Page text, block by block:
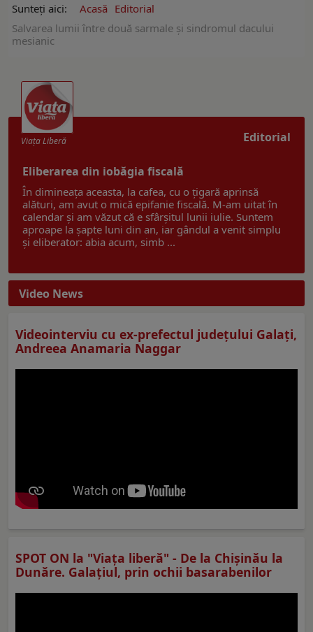
Sunteți aici: Acasă Editorial
Salvarea lumii între două sarmale și sindromul dacului
mesianic
Editorial
Viaţa Liberă
Eliberarea din iobăgia fiscală
În dimineața aceasta, la cafea, cu o țigară aprinsă
alături, am avut o mică epifanie fiscală. M-am uitat în
calendar și am văzut că e sfârșitul lunii iulie. Suntem
aproape la șapte luni din an, iar gândul a venit simplu
și eliberator: abia acum, simb ...
Video News
Videointerviu cu ex-prefectul judeţului Galaţi,
Andreea Anamaria Naggar
SPOT ON la "Viaţa liberă" - De la Chișinău la
Dunăre. Galațiul, prin ochii basarabenilor